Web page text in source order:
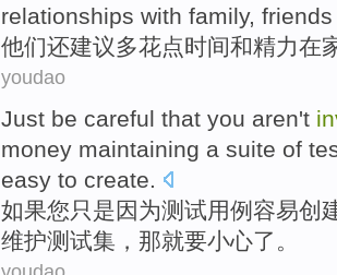
relationships with family, friends
他们还建议多花点时间和精力在
youdao
Just be careful that you aren't
money maintaining a suite of
easy to create.
如果您只是因为测试用例 容易创
维护测试集， 那就要小心了。